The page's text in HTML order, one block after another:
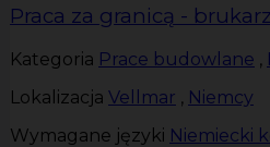
Praca za granicą -
Kategoria Prace budowlane ,
Lokalizacja Vellmar , Niemcy
Wymagane języki Niemiecki